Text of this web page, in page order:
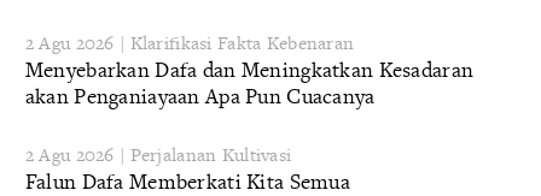
2 Agu 2026 | Klarifikasi Fakta Kebenaran
Menyebarkan Dafa dan Meningkatkan Kesadaran
akan Penganiayaan Apa Pun Cuacanya
2 Agu 2026 | Perjalanan Kultivasi
Falun Dafa Memberkati Kita Semua